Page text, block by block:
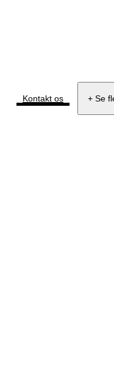
Kontakt os + Se